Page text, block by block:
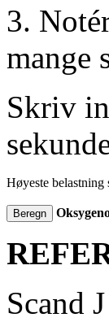
3.
mange
Skriv
Høyeste belastning
Scand